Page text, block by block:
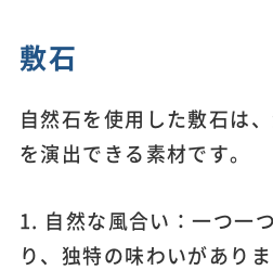
敷石
自然石を使用した敷石は
を演出できる素材です。
1. 自然な風合い：一つ一
り、独特の味わいがありま